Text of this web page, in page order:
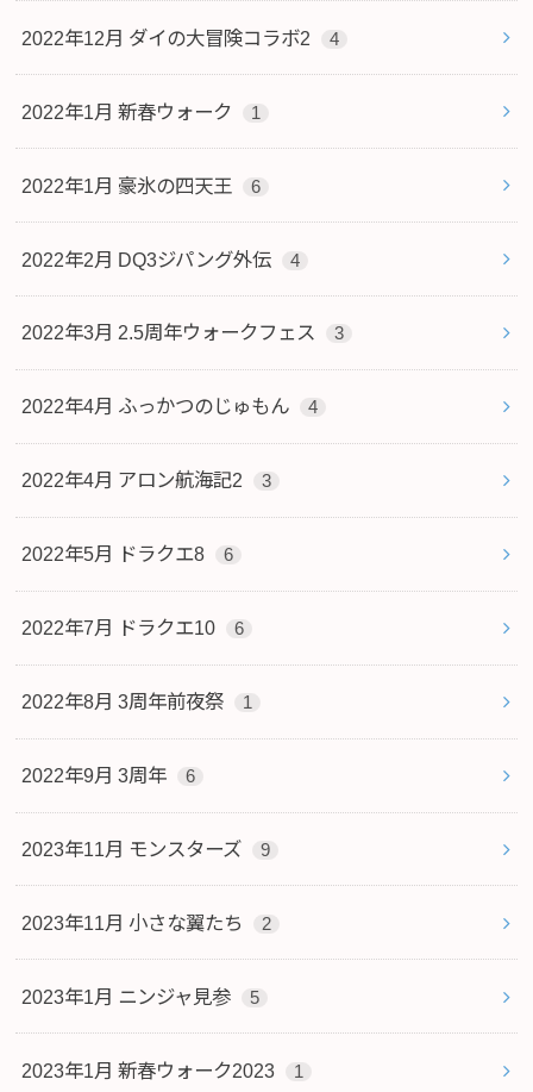
2022年12月 ダイの大冒険コラボ2 4
2022年1月 新春ウォーク 1
2022年1月 豪氷の四天王 6
2022年2月 DQ3ジパング外伝 4
2022年3月 2.5周年ウォークフェス 3
2022年4月 ふっかつのじゅもん 4
2022年4月 アロン航海記2 3
2022年5月 ドラクエ8 6
2022年7月 ドラクエ10 6
2022年8月 3周年前夜祭 1
2022年9月 3周年 6
2023年11月 モンスターズ 9
2023年11月 小さな翼たち 2
2023年1月 ニンジャ見参 5
2023年1月 新春ウォーク2023 1